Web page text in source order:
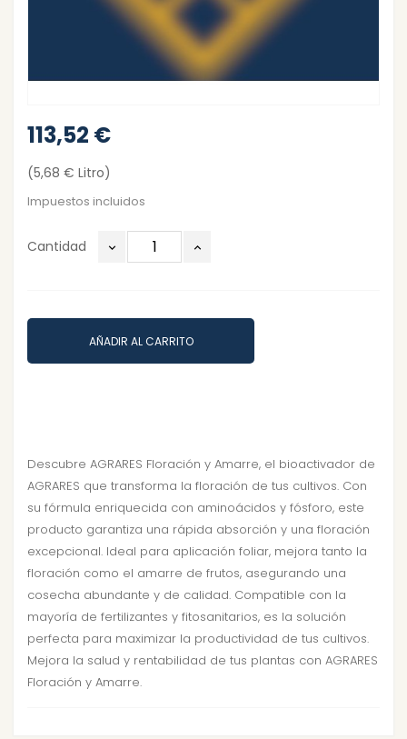
113,52 €
(5,68 € Litro)
Impuestos incluidos
Cantidad
AÑADIR AL CARRITO
Descubre AGRARES Floración y Amarre, el bioactivador de
AGRARES que transforma la floración de tus cultivos. Con
su fórmula enriquecida con aminoácidos y fósforo, este
producto garantiza una rápida absorción y una floración
excepcional. Ideal para aplicación foliar, mejora tanto la
floración como el amarre de frutos, asegurando una
cosecha abundante y de calidad. Compatible con la
mayoría de fertilizantes y fitosanitarios, es la solución
perfecta para maximizar la productividad de tus cultivos.
Mejora la salud y rentabilidad de tus plantas con AGRARES
Floración y Amarre.